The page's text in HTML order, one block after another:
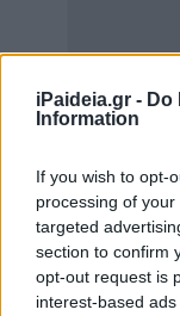
iPaideia.gr - Do
Information
If you wish to opt-
processing of
targeted
section to confirm
opt-out request is
interest-based